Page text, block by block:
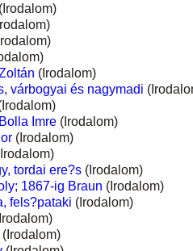
(Irodalom)
várbogyai és nagymadi
Imre(Irodalom)
(Irodalom)
tordai ere?s(Irodalom)
1867-ig Braun (Irodalom)
fels?pataki (Irodalom)